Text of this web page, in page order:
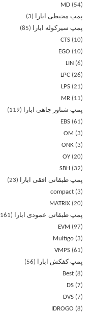
MD
54
پمپ محیطی ابارا
3
پمپ سیرکوله ابارا
85
CTS
10
EGO
10
LIN
6
LPC 26
LPS 21
MR
11
پمپ شناور چاهی ابارا
119
EBS 61
OM
3
ONK 3
OY 20
SBH
32
پمپ طبقاتی افقی ابارا
23
compact 3
MATRIX 20
پمپ طبقاتی عمودی ابارا
161
EVM
97
Multigo 3
VMPS 61
پمپ کفکش ابارا
56
Best 8
DS 7
DVS 7
IDROGO
8